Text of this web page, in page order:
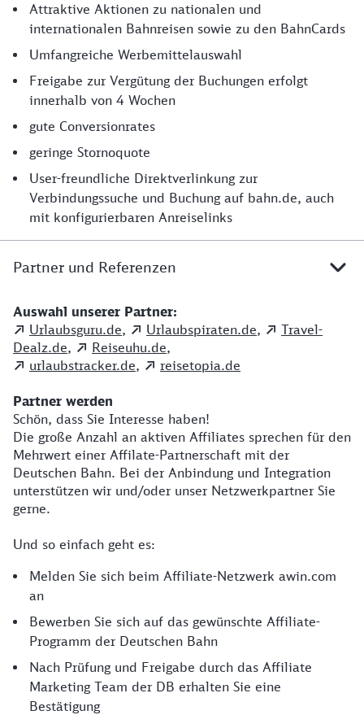
Attraktive Aktionen zu nationalen und
internationalen Bahnreisen sowie zu den BahnCards
Umfangreiche Werbemittelauswahl
Freigabe zur Vergütung der Buchungen erfolgt
innerhalb von 4 Wochen
gute Conversionrates
geringe Stornoquote
User-freundliche Direktverlinkung zur
Verbindungssuche und Buchung auf bahn.de, auch
mit konfigurierbaren Anreiselinks
Partner und Referenzen
Auswahl unserer Partner:
Urlaubsguru.de, Urlaubspiraten.de,
Travel-
Dealz.de, Reiseuhu.de,
urlaubstracker.de, reisetopia.de
Partner werden
Schön, dass Sie Interesse haben!
Die große Anzahl an aktiven Affiliates sprechen für den
Mehrwert einer Affilate-Partnerschaft mit der
Deutschen Bahn. Bei der Anbindung und Integration
unterstützen wir und/oder unser Netzwerkpartner Sie
gerne.
Und so einfach geht es:
Melden Sie sich beim Affiliate-Netzwerk awin.com
an
Bewerben Sie sich auf das gewünschte Affiliate-
Programm der Deutschen Bahn
Nach Prüfung und Freigabe durch das Affiliate
Marketing Team der DB erhalten Sie eine
Bestätigung